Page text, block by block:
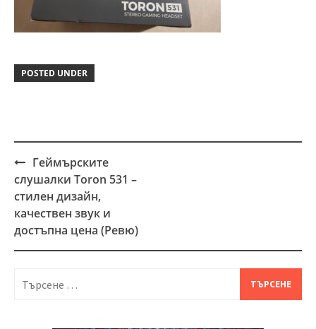
POSTED UNDER
Post
navigation
Геймърските
слушалки Toron 531 –
стилен дизайн,
качествен звук и
достъпна цена (Ревю)
за: